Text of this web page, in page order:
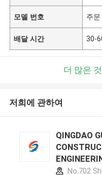
모델 번호 주
배달 시간 30-
더 많은
저희에 관하여
QINGDAO
체 프로필
No.702